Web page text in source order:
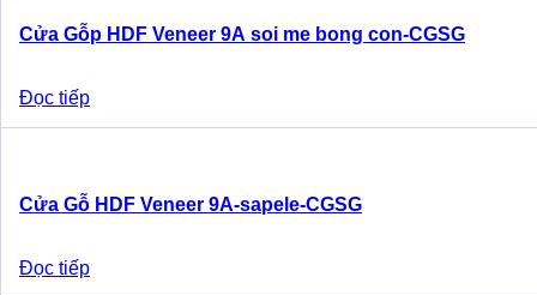
Cửa Gỗp HDF Veneer 9A soi me bong con-CGSG
Đọc tiếp
Cửa Gỗ HDF Veneer 9A-sapele-CGSG
Đọc tiếp